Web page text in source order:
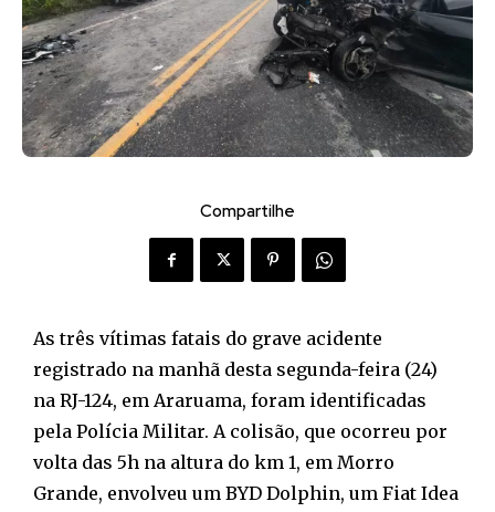
Compartilhe
As três vítimas fatais do grave acidente
registrado na manhã desta segunda-feira (24)
na RJ-124, em Araruama, foram identificadas
pela Polícia Militar. A colisão, que ocorreu por
volta das 5h na altura do km 1, em Morro
Grande, envolveu um BYD Dolphin, um Fiat Idea